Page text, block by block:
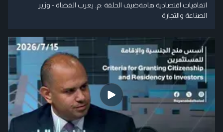
اتفاقيات اقتصادية هامةضيف الحلقة :م. يعرب القضاة - وزير
الصناعة والتجارة